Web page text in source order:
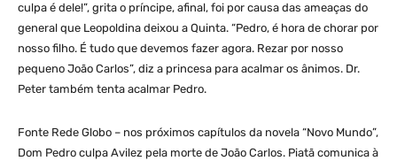
culpa é dele!”, grita o príncipe, afinal, foi por causa das ameaças do
general que Leopoldina deixou a Quinta. “Pedro, é hora de chorar por
nosso filho. É tudo que devemos fazer agora. Rezar por nosso
pequeno João Carlos”, diz a princesa para acalmar os ânimos. Dr.
Peter também tenta acalmar Pedro.
Fonte Rede Globo – nos próximos capítulos da novela “Novo Mundo”,
Dom Pedro culpa Avilez pela morte de João Carlos. Piatã comunica à